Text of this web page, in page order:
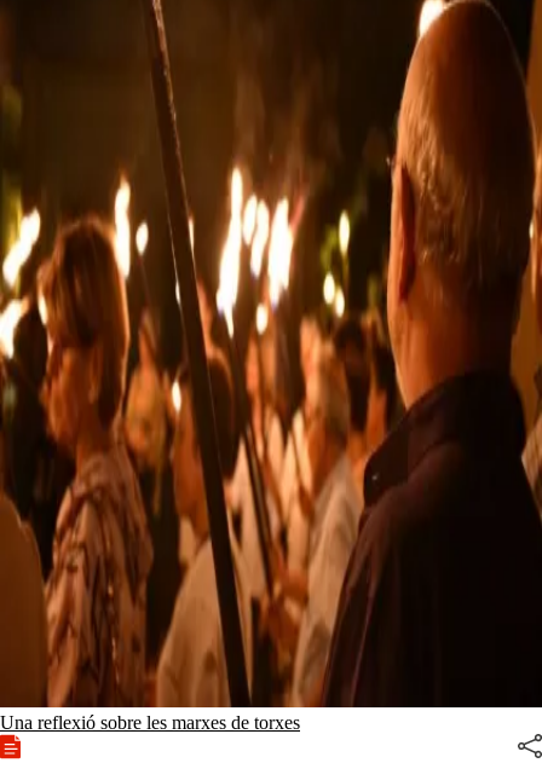
Una reflexió sobre les marxes de torxes